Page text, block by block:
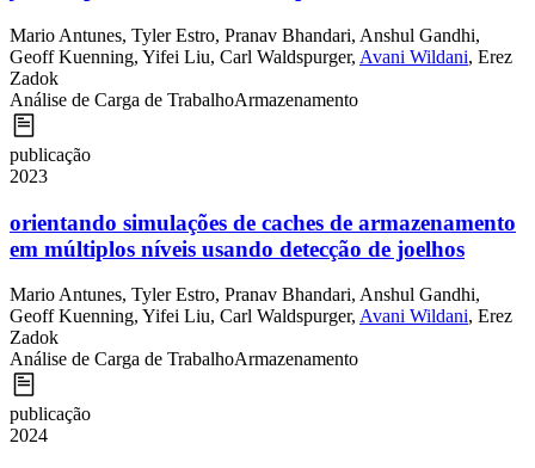
Mario Antunes, Tyler Estro, Pranav Bhandari, Anshul Gandhi,
Geoff Kuenning, Yifei Liu, Carl Waldspurger, Avani Wildani, Erez
Zadok
Análise de Carga de TrabalhoArmazenamento
publicação
2023
orientando simulações de caches de armazenamento
em múltiplos níveis usando detecção de joelhos
Mario Antunes, Tyler Estro, Pranav Bhandari, Anshul Gandhi,
Geoff Kuenning, Yifei Liu, Carl Waldspurger, Avani Wildani, Erez
Zadok
Análise de Carga de TrabalhoArmazenamento
publicação
2024